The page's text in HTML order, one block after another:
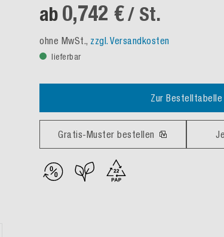
ab 0,742 €/ St.
ohne MwSt., zzgl. Versandkosten
lieferbar
Zur Bestelltabelle
Gratis-Muster bestellen